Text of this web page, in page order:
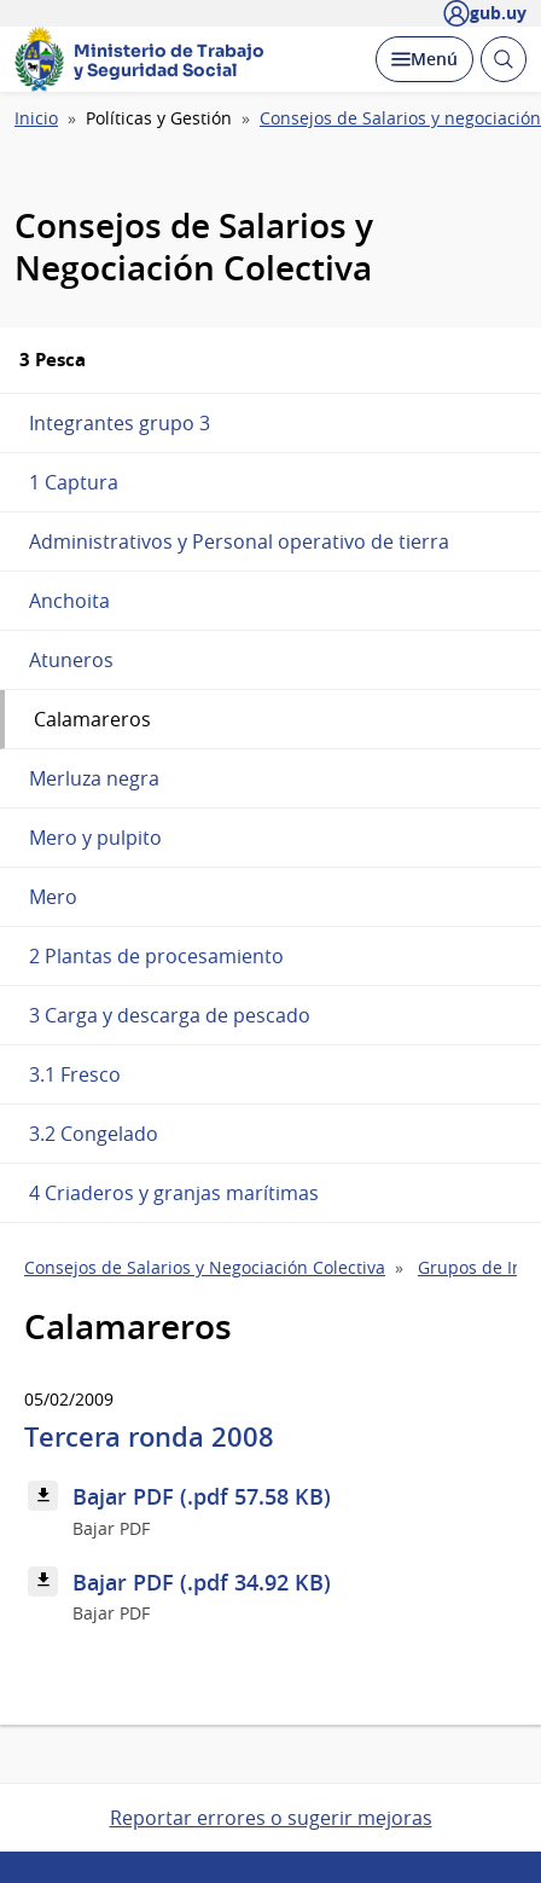
gub.uy
Ministerio de Trabajo
y Seguridad Social
Desplegar
Menú Abrir
Ruta
Inicio Políticas y Gestión Consejos de Salarios y
Consejos de Salarios y
Negociación Colectiva
3 Pesca
Integrantes grupo 3
1 Captura
Administrativos y Personal operativo de tierra
Anchoita
Atuneros
Calamareros
Merluza negra
Mero y pulpito
Mero
2 Plantas de procesamiento
3 Carga y descarga de pescado
3.1 Fresco
3.2 Congelado
4 Criaderos y granjas marítimas
Consejos de Salarios y Negociación Colectiva Grupos de
Calamareros
05/02/2009
Tercera ronda 2008
Bajar PDF (.pdf 57.58 KB)
Bajar PDF
Bajar PDF (.pdf 34.92 KB)
Bajar PDF
Reportar errores o sugerir mejoras